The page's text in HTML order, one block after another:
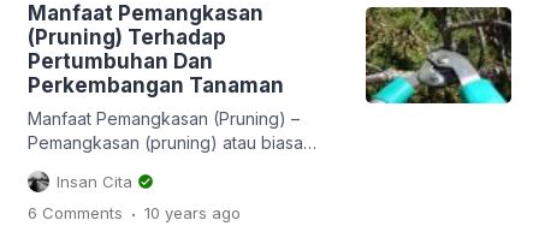
Manfaat Pemangkasan
(Pruning) Terhadap
Pertumbuhan Dan
Perkembangan Tanaman
Manfaat Pemangkasan (Pruning) –
Pemangkasan (pruning) atau biasa
dikenal dengan istilah pewiwilan adalah
salah satu aspek penting dalam
kegiatan budidaya tanaman. Selain
Insan Cita
6 Comments . 10 years ago